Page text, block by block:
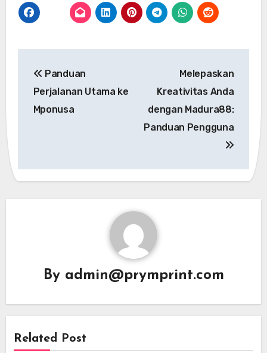
navigation
Panduan
Perjalanan Utama ke
Mponusa
Melepaskan
Kreativitas Anda
dengan Madura88:
Panduan Pengguna
By admin@prymprint.com
Related Post